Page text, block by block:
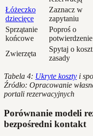
Łóżeczko
dziecięce
Zaznacz w
zapytaniu
Sprzątanie
końcowe
Poproś o
potwierdzenie
Zwierzęta
Spytaj o
zasady
Tabela 4: Ukryte koszty i
Źródło: Opracowanie
portali rezerwacyjnych
Porównanie modeli
bezpośredni kontakt